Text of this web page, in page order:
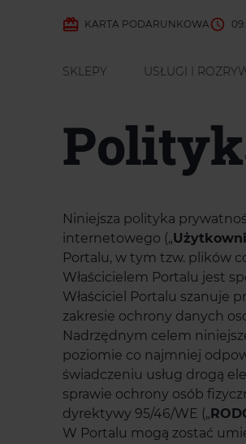
KARTA PODARUNKOWA
SKLEPY USŁUGI I
Niniejsza polityka
internetowego („
Portalu, w tym tzw. plików
Właścicielem Portalu jest
Właściciel Portalu szanuje
zakresie ochrony danych
Nadrzędnym celem
poziomie co najmniej
świadczeniu usług drogą
sprawie ochrony osób
dyrektywy 95/46/WE („
W Portalu mogą zostać